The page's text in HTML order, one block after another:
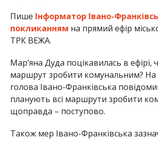
Пише Інформатор Івано-
покликанням на прямий ефір
ТРК ВЕЖА.
Марʼяна Дуда поцікавилась в ефірі,
маршрут зробити комунальним? На
голова Івано-Франківська
планують всі маршрути зробити
щоправда – поступово.
Також мер Івано-Франківська